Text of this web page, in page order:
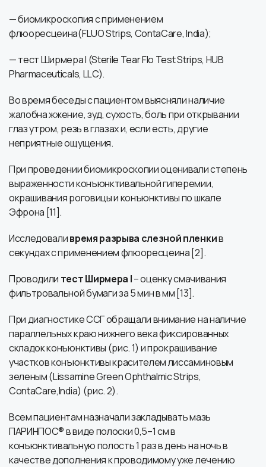
— биомикроскопия с применением
флюоресцеина(FLUO Strips, ContaCare, India);
— тест Ширмера I (Sterile Tear Flo Test Strips, HUB
Pharmaceuticals, LLC).
Во время беседы с пациентом выясняли наличие
жалобна жжение, зуд, сухость, боль при открывании
глаз утром, резь в глазах и, если есть, другие
неприятные ощущения.
При проведении биомикроскопии оценивали степень
выраженности конъюнктивальной гиперемии,
окрашивания роговицы и конъюнктивы по шкале
Эфрона [11].
Исследоваливремя разрыва слезной пленкив
секундах с применением флюоресцеина [2].
Проводили тест Ширмера I– оценку смачивания
фильтровальной бумаги за 5 мин в мм [13].
При диагностике ССГ обращали внимание на наличие
параллельных краю нижнего века фиксированных
складок конъюнктивы (рис. 1) и прокрашивание
участков конъюнктивы красителем лиссаминовым
зеленым (Lissamine Green Ophthalmic Strips,
ContaCare,India) (рис. 2).
Всем пациентам назначали закладывать мазь
ПАРИНПОС® в виде полоски 0,5–1 см в
конъюнктивальную полость 1 раз в день на ночь в
качестве дополнения к проводимому уже лечению